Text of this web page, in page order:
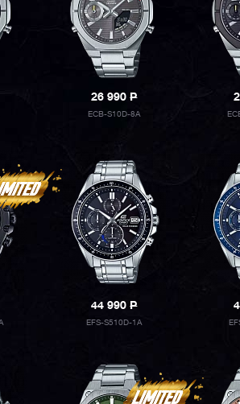
26 990P
ECB-S10D-8A
44 990P
EFS-S510D-1A